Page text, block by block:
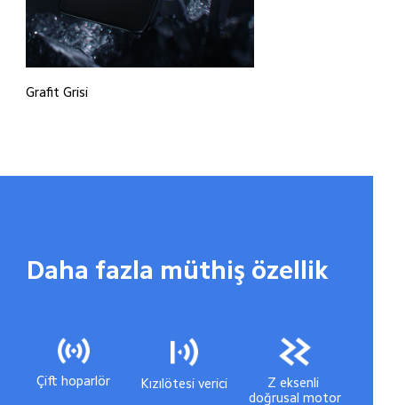
Grafit Grisi
Daha fazla müthiş özellik
Çift hoparlör Kızılötesi verici
Z eksenli
doğrusal motor